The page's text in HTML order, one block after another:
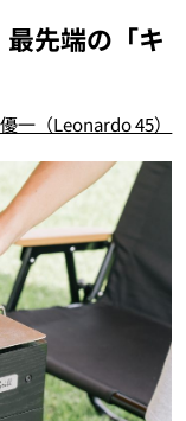
先端の「キ
一（Leonardo 45）